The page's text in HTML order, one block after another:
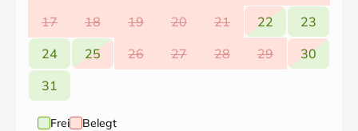
17
18 19 20 21 22
23
24
25 26 27 28 29
30
31
Frei Belegt